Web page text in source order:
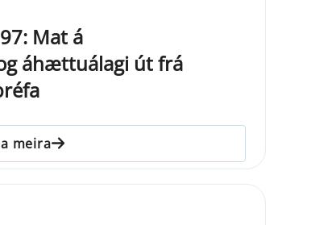
Mat á
áhættuálagi út frá
meira